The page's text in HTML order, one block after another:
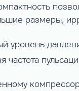
размеры,
уровень
частота